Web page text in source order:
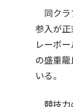
同クラ
参入が正
レーボ
の盛重
いる。
競技力